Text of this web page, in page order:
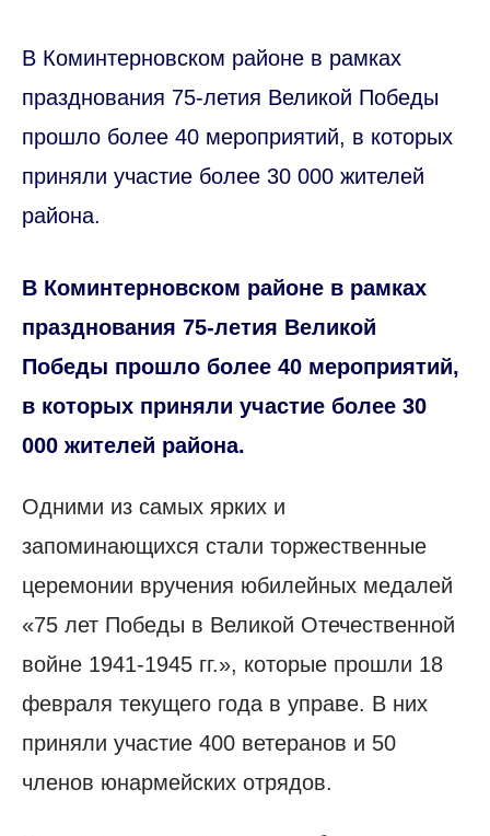
В Коминтерновском районе в рамках
празднования 75-летия Великой Победы
прошло более 40 мероприятий, в которых
приняли участие более 30 000 жителей
района.
В Коминтерновском районе в рамках
празднования 75-летия Великой
Победы прошло более 40 мероприятий,
в которых приняли участие более 30
000 жителей района.
Одними из самых ярких и
запоминающихся стали торжественные
церемонии вручения юбилейных медалей
«75 лет Победы в Великой Отечественной
войне 1941-1945 гг.», которые прошли 18
февраля текущего года в управе. В них
приняли участие 400 ветеранов и 50
членов юнармейских отрядов.